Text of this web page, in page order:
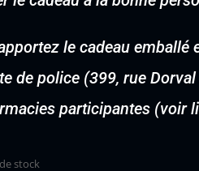
le cadeau
de police (399, rue
participantes (voir
stock